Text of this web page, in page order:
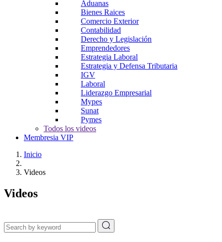
Aduanas
Bienes Raices
Comercio Exterior
Contabilidad
Derecho y Legislación
Emprendedores
Estrategia Laboral
Estrategia y Defensa Tributaria
IGV
Laboral
Liderazgo Empresarial
Mypes
Sunat
Pymes
Todos los videos
Membresia VIP
Inicio
Videos
Videos